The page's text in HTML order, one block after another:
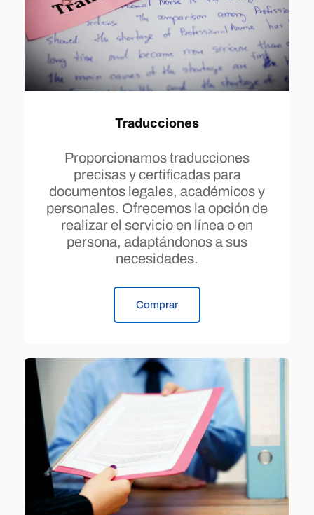
Traducciones
Proporcionamos traducciones
precisas y certificadas para
documentos legales, académicos y
personales. Ofrecemos la opción de
realizar el servicio en línea o en
persona, adaptándonos a sus
necesidades.
Comprar